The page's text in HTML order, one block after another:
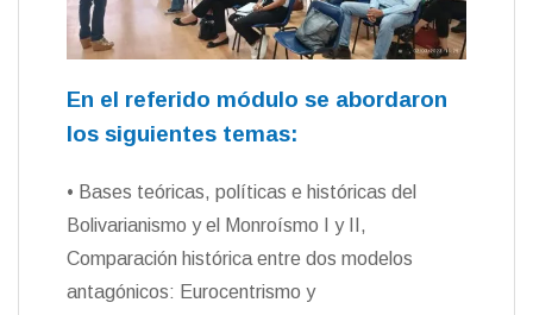
En el referido módulo se abordaron
los siguientes temas:
• Bases teóricas, políticas e históricas del
Bolivarianismo y el Monroísmo I y II,
Comparación histórica entre dos modelos
antagónicos: Eurocentrismo y